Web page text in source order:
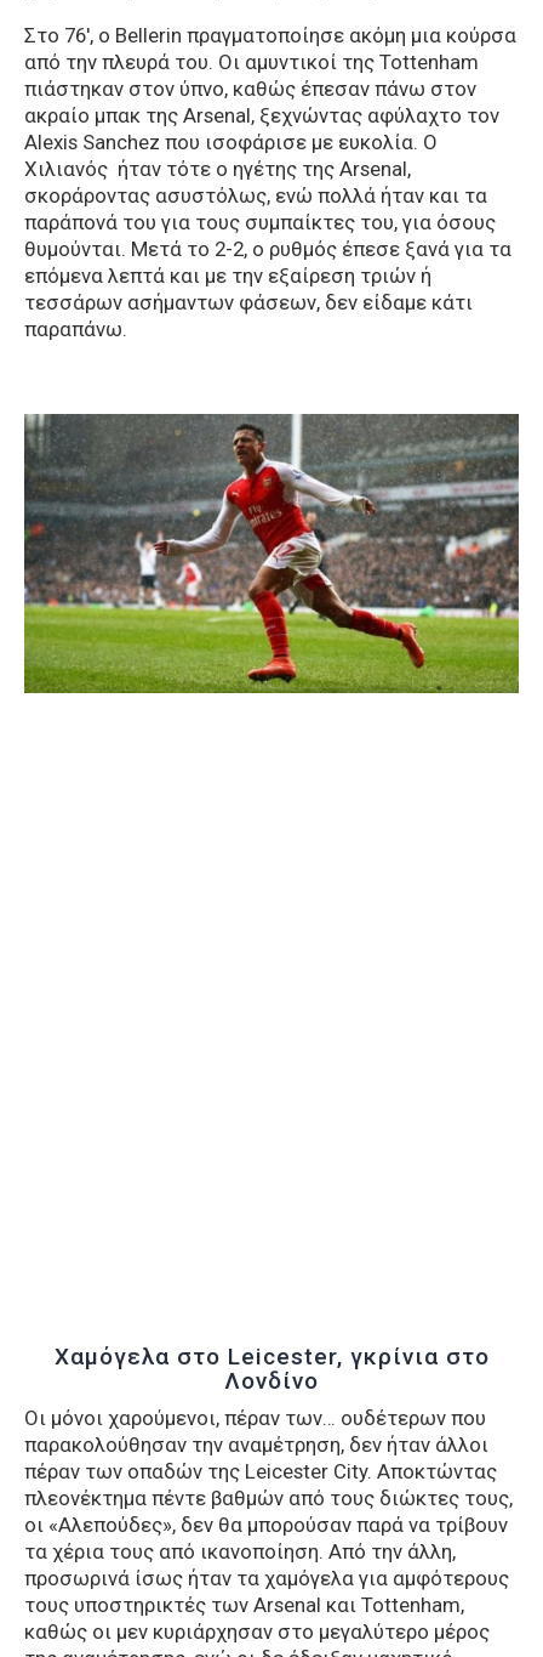
Στο 76′, ο Bellerin πραγματοποίησε ακόμη μια κούρσα
από την πλευρά του. Οι αμυντικοί της Tottenham
πιάστηκαν στον ύπνο, καθώς έπεσαν πάνω στον
ακραίο μπακ της Arsenal, ξεχνώντας αφύλαχτο τον
Alexis Sanchez που ισοφάρισε με ευκολία. Ο
Χιλιανός ήταν τότε ο ηγέτης της Arsenal,
σκοράροντας ασυστόλως, ενώ πολλά ήταν και τα
παράπονά του για τους συμπαίκτες του, για όσους
θυμούνται. Μετά το 2-2, ο ρυθμός έπεσε ξανά για τα
επόμενα λεπτά και με την εξαίρεση τριών ή
τεσσάρων ασήμαντων φάσεων, δεν είδαμε κάτι
παραπάνω.
Χαμόγελα στο Leicester, γκρίνια στο
Λονδίνο
Οι μόνοι χαρούμενοι, πέραν των… ουδέτερων που
παρακολούθησαν την αναμέτρηση, δεν ήταν άλλοι
πέραν των οπαδών της Leicester City. Αποκτώντας
πλεονέκτημα πέντε βαθμών από τους διώκτες τους,
οι «Αλεπούδες», δεν θα μπορούσαν παρά να τρίβουν
τα χέρια τους από ικανοποίηση. Από την άλλη,
προσωρινά ίσως ήταν τα χαμόγελα για αμφότερους
τους υποστηρικτές των Arsenal και Tottenham,
καθώς οι μεν κυριάρχησαν στο μεγαλύτερο μέρος